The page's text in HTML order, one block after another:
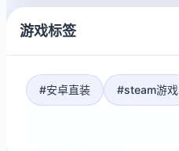
游戏标签
#安卓直装 #steam游戏